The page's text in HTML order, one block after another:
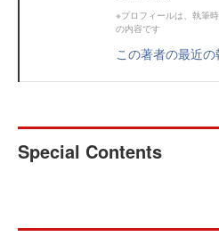
※プロフィールは、執筆
の内容です
この著者の最近
Special Contents